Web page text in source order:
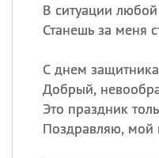
В ситуации любой
Станешь за меня
С днем
Добрый,
Это праздник
Поздравляю, мой